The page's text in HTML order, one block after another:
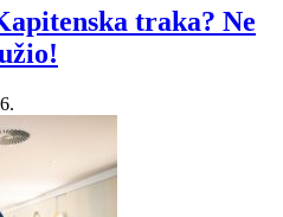
traka? Ne